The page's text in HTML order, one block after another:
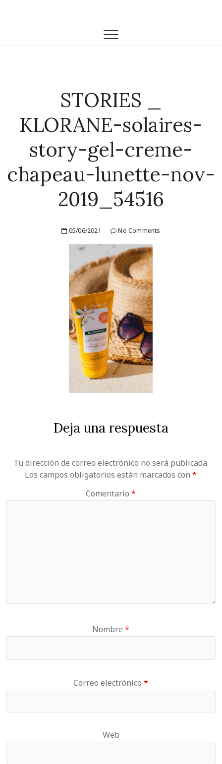
Farmacia Casariego
STORIES _
KLORANE-solaires-
story-gel-creme-
chapeau-lunette-nov-
2019_54516
05/06/2021 No Comments
Deja una respuesta
Tu dirección de correo electrónico no será publicada.
Los campos obligatorios están marcados con*
Comentario*
Nombre*
Correo electrónico*
Web